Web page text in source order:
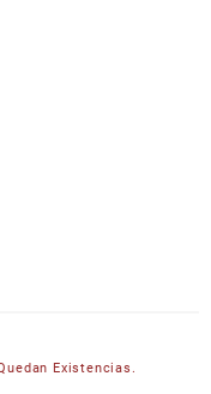
Existencias.